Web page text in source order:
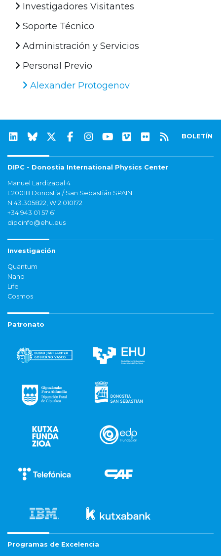
Investigadores Visitantes
Soporte Técnico
Administración y Servicios
Personal Previo
Alexander Protogenov
BOLETÍN
DIPC - Donostia International Physics Center
Manuel Lardizabal 4
E20018 Donostia / San Sebastián SPAIN
N 43.305822, W 2.010172
+34 943 01 57 61
dipcinfo@ehu.eus
Investigación
Quantum
Nano
Life
Cosmos
Patronato
Programas de Excelencia